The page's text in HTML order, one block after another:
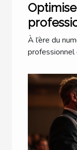
à l'IA
À l’ère du
professionnel